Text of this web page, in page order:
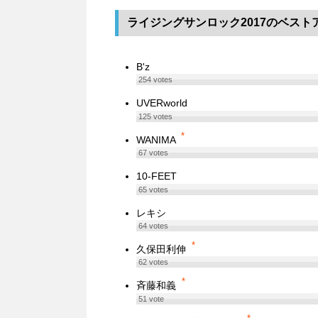
ライジングサンロック2017のベスト
B'z
254votes
UVERworld
125votes
WANIMA *
67votes
10-FEET
65votes
レキシ
64votes
久保田利伸 *
62votes
斉藤和義 *
51vote